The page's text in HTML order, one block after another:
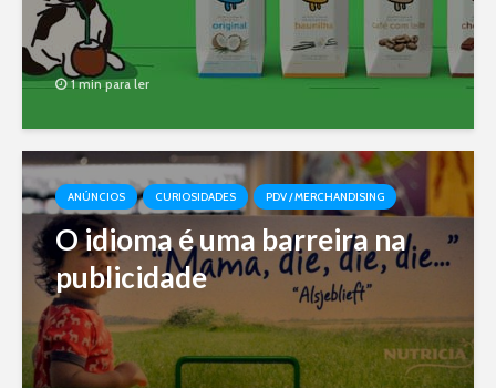
1 min para ler
ANÚNCIOS CURIOSIDADES PDV / MERCHANDISING
O idioma é uma barreira na
publicidade